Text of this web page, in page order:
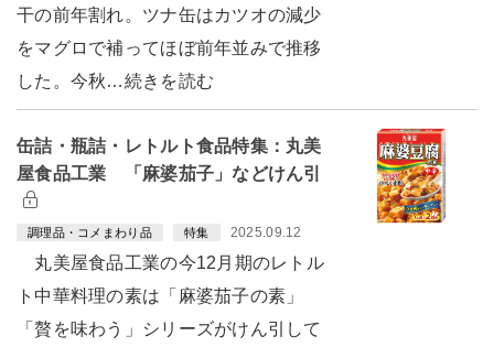
干の前年割れ。ツナ缶はカツオの減少
をマグロで補ってほぼ前年並みで推移
した。今秋…続きを読む
缶詰・瓶詰・レトルト食品特集：丸美
屋食品工業 「麻婆茄子」などけん引
調理品・コメまわり品 特集 2025.09.12
丸美屋食品工業の今12月期のレトル
ト中華料理の素は「麻婆茄子の素」
「贅を味わう」シリーズがけん引して